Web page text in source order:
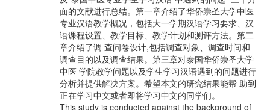
面的文献进行总结。第一章介绍了华侨崇圣大学中医
专业汉语教学概况，包括大一学期汉语学习要求、汉
语课程设置、教学目标、教学计划和测评方法。第二
章介绍了调 查问卷设计,包括调查对象、调查时间和
调查目的以及调查结果。第三章对泰国华侨崇圣大学
中医 学院教学问题以及学生学习汉语遇到的问题进行
分析并提供解决方案。希望本文的研究结果能帮 助到
正在学习中文或者即将学习中文的同学们。
This study is conducted against the background of